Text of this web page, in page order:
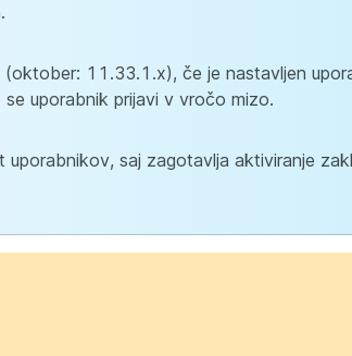
11.33.1.x), če je nastavljen
uporabnik prijavi v vročo mizo.
saj zagotavlja aktiviranje